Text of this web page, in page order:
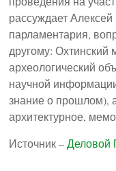
рассуждает
парламентария,
другому: Охтинский
археологический
научной
знание о прошлом),
архитектурное,
Источник –Деловой